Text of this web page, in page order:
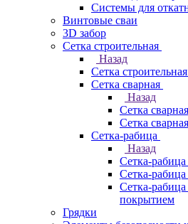
Системы для
Винтовые сваи
3D забор
Сетка строительная
Назад
Сетка строительная
Сетка сварная
Назад
Сетка сварная
Сетка
Сетка-рабица
Назад
Сетка-рабица
Сетка-
Сетка-
покрытием
Грядки